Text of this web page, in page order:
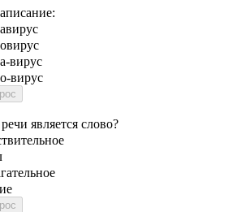
вирус
вирус
вопрос
является слово?
вопрос